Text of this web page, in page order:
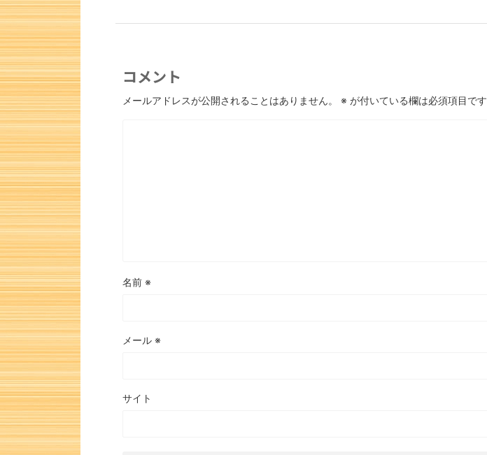
コメント
メールアドレスが公開されることはありません。 ※ が付いている欄は必須項目です
名前 ※
メール ※
サイト